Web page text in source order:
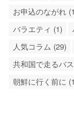
お申込のながれ
バラエティ (1)
人気コラム (29)
共和国で走るバ
朝鮮に行く前に